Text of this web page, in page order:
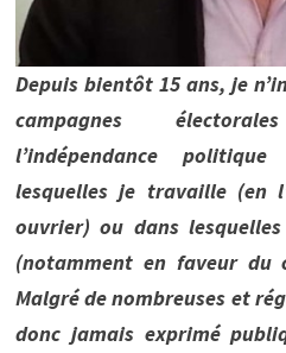
Depuis bientôt 15 ans, je
campagnes
l’indépendance
lesquelles je travaille (en
ouvrier) ou dans
(notamment en faveur du
Malgré de nombreuses et
donc jamais exprimé